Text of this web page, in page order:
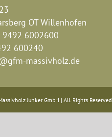
OT Willenhofen
9492 6002600
600240
massivholz.de
Junker GmbH | All Rights Reserved